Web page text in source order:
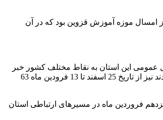
امسال موزه آموزش قزوین بود که در آن
با استفاده از ناوگان حمل و نقل عمومی این استان به نقاط مختلف کشور خبر
داد و گفت: آمار مسافرانی که از طریق ناوگان عمومی شامل اتوبوس، مینی‌بوس و سواری‌های کرایه‌ای مسافربری قزوین به نقاط مختلف کشور مسافرت کردند نیز از تاریخ 25 اسفند تا 13 فرودین ماه 63
از محورهای مواصلاتی استان نیز اظهار کرد: 19 میلیون و 208 هزار و 602 خودرو از ۲۵ اسفندماه تا سیزدهم فروردین ماه در مسیرهای ارتباطی استان